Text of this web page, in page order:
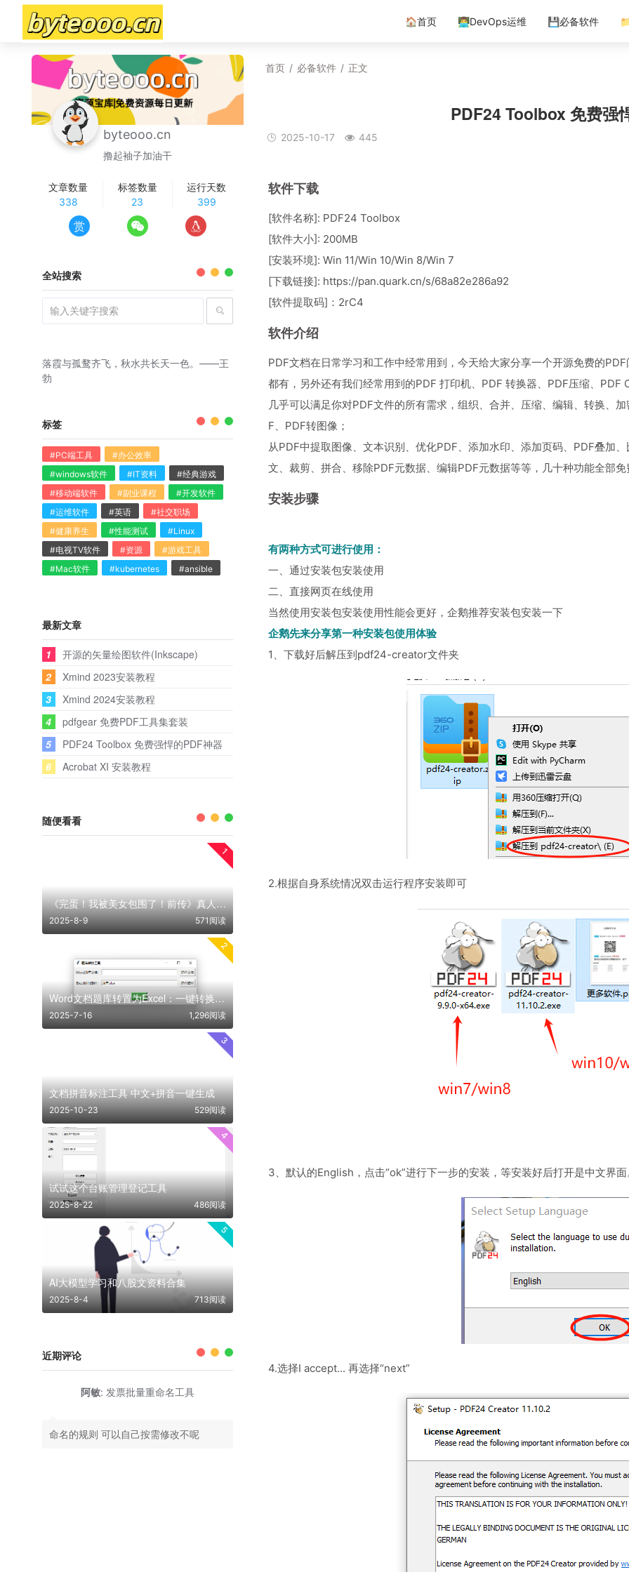
🏠首页 👨‍💻DevOps运维 💾必备软件
首页 / 必备软件 / 正文
PDF24 Toolbox 免费强
2025-10-17 445
软件下载
[软件名称]: PDF24 Toolbox
[软件大小]: 200MB
[安装环境]: Win 11/Win 10/Win 8/Win 7
[下载链接]: https://pan.quark.cn/s/68a82e286a92
[软件提取码]：2rC4
软件介绍
PDF文档在日常学习和工作中经常用到，今天给大家分享一个开源免费的
都有，另外还有我们经常用到的PDF 打印机、PDF 转换器、PDF压缩、PDF
几乎可以满足你对PDF文件的所有需求，组织、合并、压缩、编辑、转换、
F、PDF转图像；
从PDF中提取图像、文本识别、优化PDF、添加水印、添加页码、PDF叠加
文、裁剪、拼合、移除PDF元数据、编辑PDF元数据等等，几十种功能全部
安装步骤
有两种方式可进行使用：
一、通过安装包安装使用
二、直接网页在线使用
当然使用安装包安装使用性能会更好，企鹅推荐安装包安装一下
企鹅先来分享第一种安装包使用体验
1、下载好后解压到pdf24-creator文件夹
2.根据自身系统情况双击运行程序安装即可
3、默认的English，点击“ok”进行下一步的安装，等安装好后打开是中文界
4.选择I accept... 再选择“next”
byteooo.cn
撸起袖子加油干
文章数量
338
标签数量
23
运行天数
399
赏
全站搜索
落霞与孤鹜齐飞，秋水共长天一色。——王
勃
标签
#PC端工具
#办公效率
#windows软件
#IT资料
#经典游戏
#移动端软件
#副业课程
#开发软件
#运维软件
#英语
#社交职场
#健康养生
#性能测试
#Linux
#电视TV软件
#资源
#游戏工具
#Mac软件
#kubernetes #ansible
最新文章
1
开源的矢量绘图软件(Inkscape)
2
Xmind 2023安装教程
3
Xmind 2024安装教程
4
pdfgear 免费PDF工具集套装
5
PDF24 Toolbox 免费强悍的PDF神器
6
Acrobat XI 安装教程
随便看看
1
《完蛋！我被美女包围了！前传》真人美女恋爱影游 中文版
2025-8-9 571阅读
2
Word文档题库转置为Excel：一键转换，高效整理题库！
2025-7-16 1,296阅读
3
文档拼音标注工具 中文+拼音一键生成
2025-10-23 529阅读
4
试试这个台账管理登记工具
2025-8-22 486阅读
5
AI大模型学习和八股文资料合集
2025-8-4 713阅读
近期评论
阿敏: 发票批量重命名工具
命名的规则 可以自己按需修改不呢